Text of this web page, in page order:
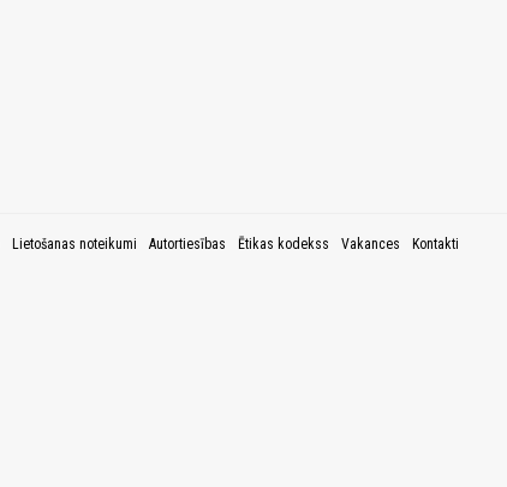
Lietošanas noteikumi Autortiesības Ētikas kodekss Vakances Kontakti